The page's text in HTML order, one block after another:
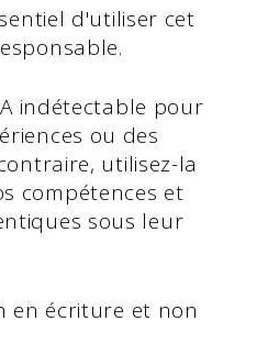
d'utiliser cet
indétectable pour
ou des
utilisez-la
compétences et
sous leur
en écriture et non